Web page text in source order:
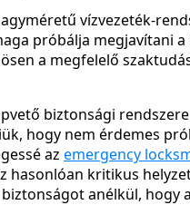
vízvezeték-
próbálja megjavítani
a megfelelő
biztonsági
hogy nem érdemes
az emergency
hasonlóan kritikus
anélkül, hogy